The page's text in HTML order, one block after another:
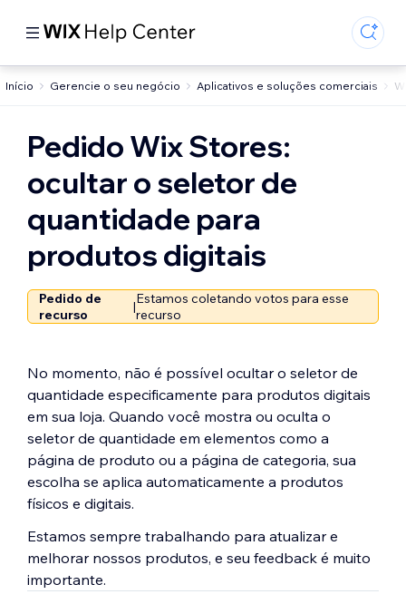
Início Gerencie o seu negócio Aplicativos e soluções comerciais
Pedido Wix Stores:
ocultar o seletor de
quantidade para
produtos digitais
Pedido de
recurso
|Estamos coletando votos para esse
recurso
No momento, não é possível ocultar o seletor de
quantidade especificamente para produtos digitais
em sua loja. Quando você mostra ou oculta o
seletor de quantidade em elementos como a
página de produto ou a página de categoria, sua
escolha se aplica automaticamente a produtos
físicos e digitais.
Estamos sempre trabalhando para atualizar e
melhorar nossos produtos, e seu feedback é muito
importante.